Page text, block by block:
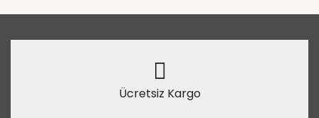
Ücretsiz Kargo